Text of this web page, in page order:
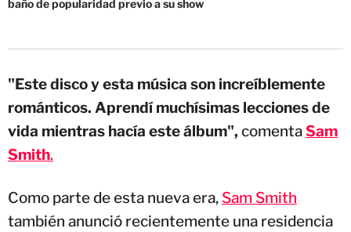
baño de popularidad previo a su show
"Este disco y esta música son increíblemente
románticos. Aprendí muchísimas lecciones de
vida mientras hacía este álbum", comentaSam
Smith.
Como parte de esta nueva era, Sam Smith
también anunció recientemente una residencia